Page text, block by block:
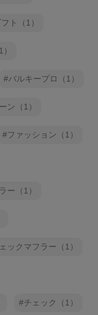
ト（1）
バルキープロ（1）
ン（1）
ファッション（1）
ー（1）
ックマフラー（1）
チェック（1）